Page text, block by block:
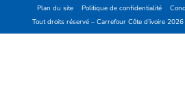
Plan du site Politique de confidentialité
Tout droits réservé – Carrefour Côte d’ivoire